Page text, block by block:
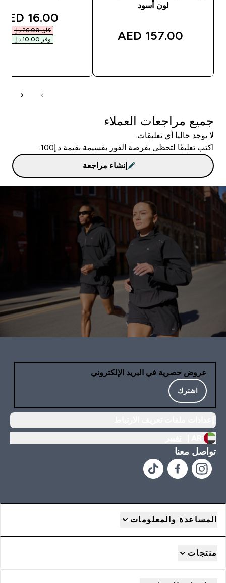
لون أسود
157.00 AED‎
price
16.00 AED‎
كان ‏26.00 د.إ.‏‎
وفر ‏10.00 د.إ.‏‎
جميع مراجعات العملاء
لا يوجد حاليا أي تعليقات.
اكتب تعليقًا لتحظى بفرصة الفوز بقسيمة بقيمة د.إ100.
إنشاء مراجعة
عروض حصرية في البريد الإلكتروني
اشترك
تواصل معنا
المساعدة والمعلومات
منتجات